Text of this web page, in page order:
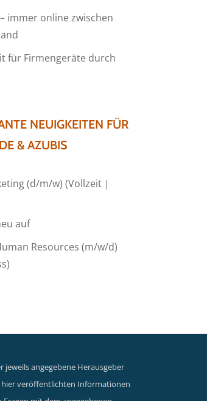
immer online zwischen
für Firmengeräte durch
NEUIGKEITEN FÜR
& AZUBIS
(d/m/w) (Vollzeit |
auf
Resources (m/w/d)
jeweils angegebene Herausgeber
hier veröffentlichten Informationen